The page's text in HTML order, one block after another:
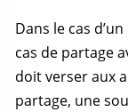
Dans le cas d’un
cas de partage
doit verser aux
partage, une